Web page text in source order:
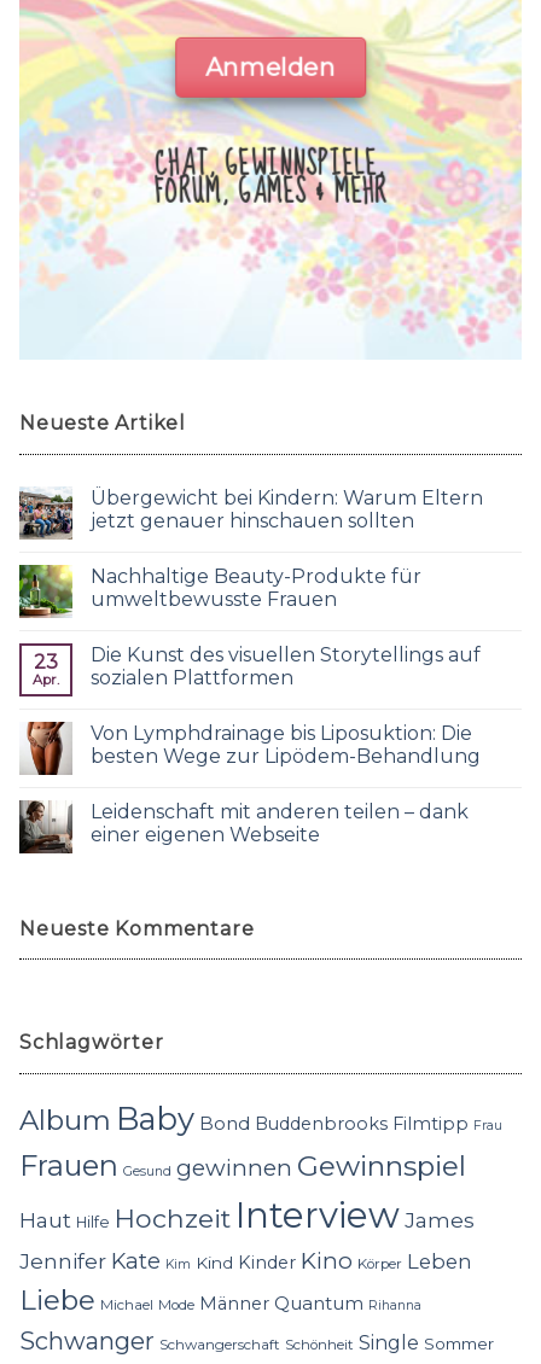
Anmelden
CHAT, GEWINNSPIELE,
FORUM, GAMES & MEHR
Neueste Artikel
Übergewicht bei Kindern: Warum Eltern
jetzt genauer hinschauen sollten
Nachhaltige Beauty-Produkte für
umweltbewusste Frauen
23
Apr.
Die Kunst des visuellen Storytellings auf
sozialen Plattformen
Von Lymphdrainage bis Liposuktion: Die
besten Wege zur Lipödem-Behandlung
Leidenschaft mit anderen teilen – dank
einer eigenen Webseite
Neueste Kommentare
Schlagwörter
Album Baby Bond Buddenbrooks Filmtipp Frau
Frauen Gesund gewinnen Gewinnspiel
Haut Hilfe Hochzeit InterviewJames
Jennifer Kate Kim Kind Kinder Kino Körper Leben
Liebe Michael Mode Männer Quantum Rihanna
Schwanger Schwangerschaft Schönheit Single Sommer